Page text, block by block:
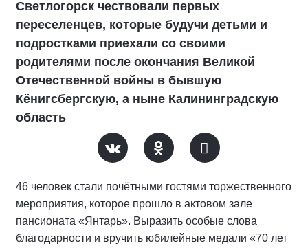
Светлогорск чествовали первых
переселенцев, которые будучи детьми и
подростками приехали со своими
родителями после окончания Великой
Отечественной войны в бывшую
Кёнигсбергскую, а ныне Калининградскую
область
46 человек стали почётными гостями торжественного
мероприятия, которое прошло в актовом зале
пансионата «Янтарь». Выразить особые слова
благодарности и вручить юбилейные медали «70 лет